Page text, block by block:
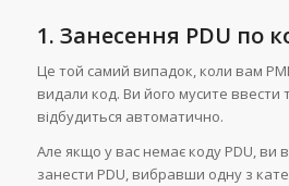
1. Занесення PDU по
Це той самий випадок, коли вам
видали код. Ви його мусите ввести
відбудиться автоматично.
Але якщо у вас немає коду PDU, ви
занести PDU, вибравши одну з